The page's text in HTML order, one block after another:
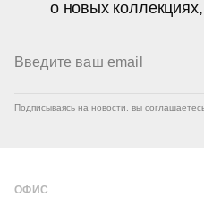
о новых
Подписываясь на новости, вы
ОФИС